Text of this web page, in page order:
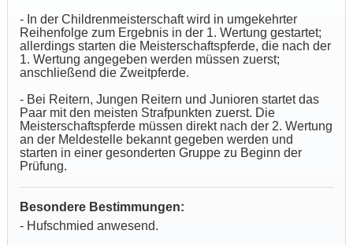
- In der Childrenmeisterschaft wird in umgekehrter
Reihenfolge zum Ergebnis in der 1. Wertung gestartet;
allerdings starten die Meisterschaftspferde, die nach der
1. Wertung angegeben werden müssen zuerst;
anschließend die Zweitpferde.
- Bei Reitern, Jungen Reitern und Junioren startet das
Paar mit den meisten Strafpunkten zuerst. Die
Meisterschaftspferde müssen direkt nach der 2. Wertung
an der Meldestelle bekannt gegeben werden und
starten in einer gesonderten Gruppe zu Beginn der
Prüfung.
Besondere Bestimmungen:
- Hufschmied anwesend.